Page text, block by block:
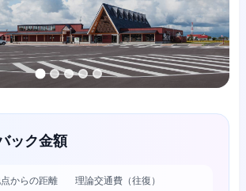
ック金額
からの距離 理論交通費（往復）